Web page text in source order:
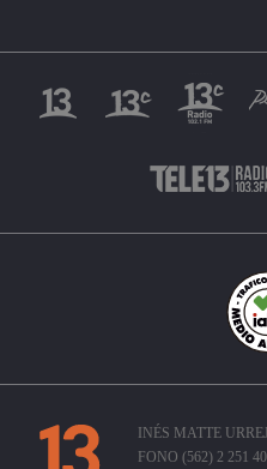
INÉS MATTE
FONO (562) 2 251